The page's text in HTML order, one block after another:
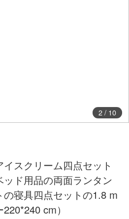
2/ 10
スクリーム四点セット
ド用品の両面ランタン
寝具四点セットの1.8 m
cm）